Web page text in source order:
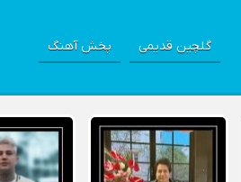
گلچین قدیمی پخش آهنگ